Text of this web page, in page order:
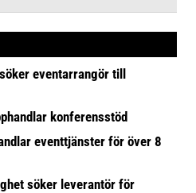
eventarrangör till
konferensstöd
eventtjänster för över 8
söker leverantör för